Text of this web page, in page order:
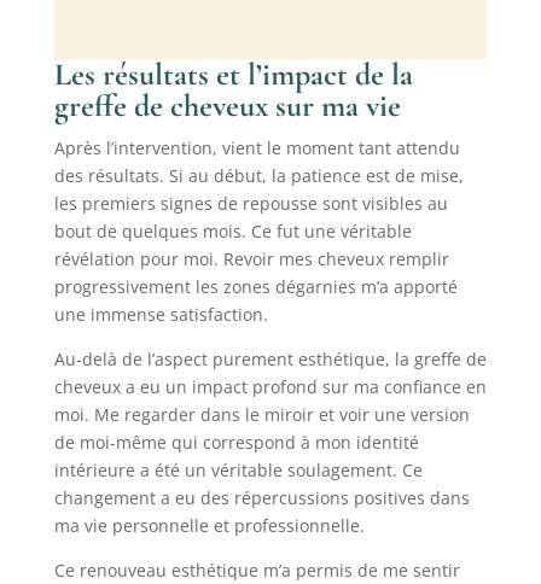
Les résultats et l’impact de la
greffe de cheveux sur ma vie
Après l’intervention, vient le moment tant attendu
des résultats. Si au début, la patience est de mise,
les premiers signes de repousse sont visibles au
bout de quelques mois. Ce fut une véritable
révélation pour moi. Revoir mes cheveux remplir
progressivement les zones dégarnies m’a apporté
une immense satisfaction.
Au-delà de l’aspect purement esthétique, la greffe de
cheveux a eu un impact profond sur ma confiance en
moi. Me regarder dans le miroir et voir une version
de moi-même qui correspond à mon identité
intérieure a été un véritable soulagement. Ce
changement a eu des répercussions positives dans
ma vie personnelle et professionnelle.
Ce renouveau esthétique m’a permis de me sentir